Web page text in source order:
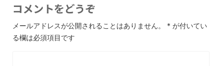
コメントをどうぞ
メールアドレスが公開されることはありません。 * が付いてい
る欄は必須項目です